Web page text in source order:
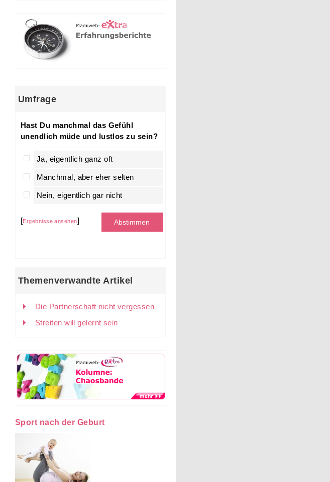
Umfrage
Hast Du manchmal das Gefühl
unendlich müde und lustlos zu sein?
Ja, eigentlich ganz oft
Manchmal, aber eher selten
Nein, eigentlich gar nicht
[Ergebnisse ansehen]
Themenverwandte Artikel
Die Partnerschaft nicht vergessen
Streiten will gelernt sein
Sport nach der Geburt